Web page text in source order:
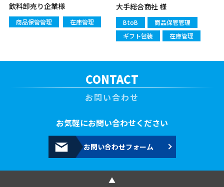
飲料卸売り企業様
商品保管管理 在庫管理
大手総合商社 様
BtoB
商品保管管理
ギフト包装
在庫管理
CONTACT
お問い合わせ
お気軽にお問い合わせください
お問い合わせフォーム
▲